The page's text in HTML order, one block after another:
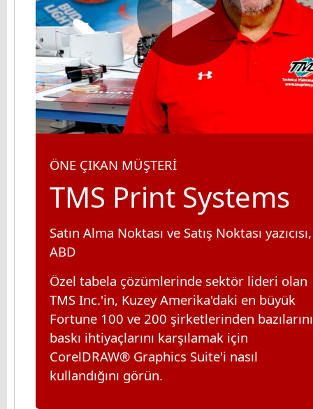
ÖNE ÇIKAN MÜŞTERİ
TMS Print Systems
Satın Alma Noktası ve Satış Noktası yazıcısı,
ABD
Özel tabela çözümlerinde sektör lideri olan
TMS Inc.'in, Kuzey Amerika'daki en büyük
Fortune 100 ve 200 şirketlerinden
baskı ihtiyaçlarını karşılamak için
CorelDRAW® Graphics Suite'i nasıl
kullandığını görün.